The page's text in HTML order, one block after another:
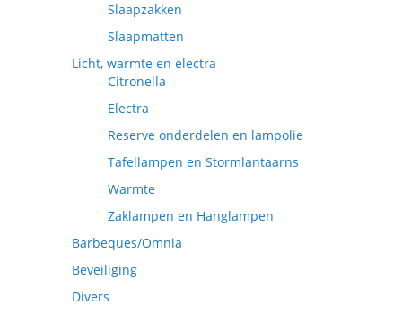
Slaapzakken
Slaapmatten
Licht, warmte en electra
Citronella
Electra
Reserve onderdelen en lampolie
Tafellampen en Stormlantaarns
Warmte
Zaklampen en Hanglampen
Barbeques/Omnia
Beveiliging
Divers